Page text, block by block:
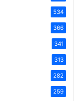
534
366
341
313
282
259